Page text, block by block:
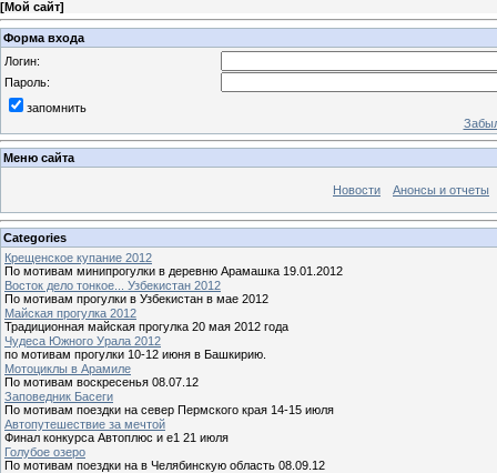
[Мой сайт]
Форма входа
Логин:
Пароль:
запомнить
Меню сайта
Новости Анонсы и отчеты
Categories
Крещенское купание 2012
По мотивам минипрогулки в деревню Арамашка 19.01.2012
Восток дело тонкое... Узбекистан 2012
По мотивам прогулки в Узбекистан в мае 2012
Майская прогулка 2012
Традиционная майская прогулка 20 мая 2012 года
Чудеса Южного Урала 2012
по мотивам прогулки 10-12 июня в Башкирию.
Мотоциклы в Арамиле
По мотивам воскресенья 08.07.12
Заповедник Басеги
По мотивам поездки на север Пермского края 14-15 июля
Автопутешествие за мечтой
Финал конкурса Автоплюс и е1 21 июля
Голубое озеро
По мотивам поездки на в Челябинскую область 08.09.12